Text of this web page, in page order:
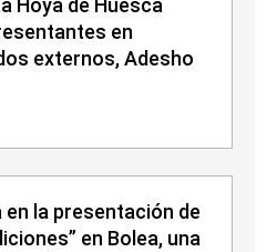
Hoya de Huesca
en
externos, Adesho
la presentación de
en Bolea, una